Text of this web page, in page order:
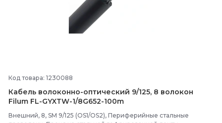
Код товара: 1230088
Кабель волоконно-оптический 9/125, 8 волокон
Filum FL-GYXTW-1/8G652-100m
Внешний, 8, SM 9/125 (OS1/OS2), Периферийные стальные